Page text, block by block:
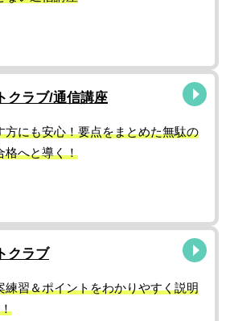
クラブ/通信講座
方にも安心！要点をまとめた無駄の
格へと導く！
クラブ
練習＆ポイントをわかりやすく説明